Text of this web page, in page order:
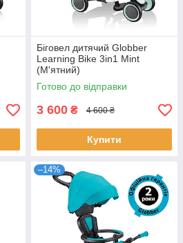
Біговел дитячий Globber
Learning Bike 3in1 Mint
(М'ятний)
Готово до відправки
3 600 ₴ 4 600 ₴
Купити
–14%